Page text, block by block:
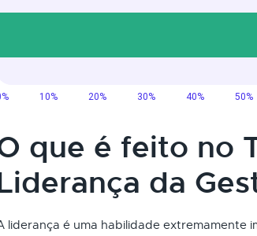
que é feito no
da
liderança é uma habilidade extremamente